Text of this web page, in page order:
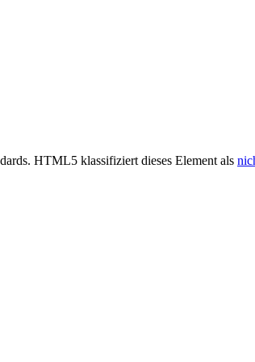
HTML5 klassifiziert dieses Element als